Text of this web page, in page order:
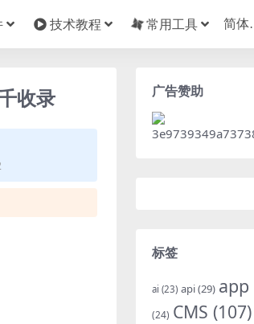
技术教程 常用工具
收录 广告赞助
标签
ai (23) api(29) app
(24) CMS (107)